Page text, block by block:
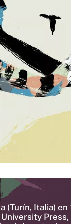
(Turín, Italia)